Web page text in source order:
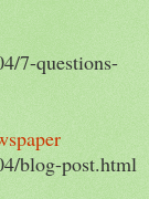
7-questions-
blog-post.html